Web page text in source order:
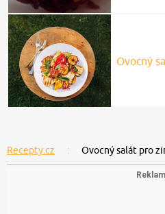
Ovocný
Recepty.cz Ovocný salát pro